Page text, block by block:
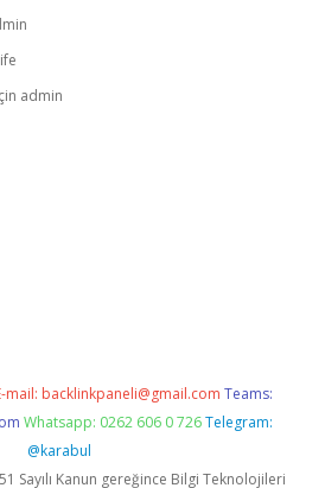
admin
mail: backlinkpaneli@gmail.com Teams:
Whatsapp: 0262 606 0 726 Telegram:
@karabul
Sayılı Kanun gereğince Bilgi Teknolojileri